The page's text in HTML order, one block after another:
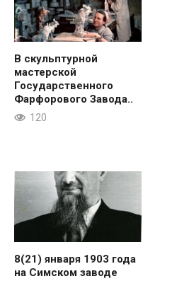
В скульптурной
мастерской
Государственного
Фарфорового Завода..
120
8(21) января 1903 года
на Симском заводе